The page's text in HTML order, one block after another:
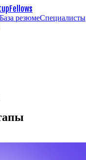
База резюмеСпециалисты